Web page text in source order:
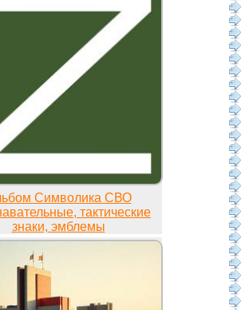
Символика СВО
тактические
знаки, эмблемы